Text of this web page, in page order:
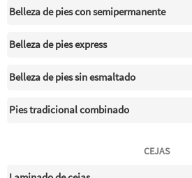
Belleza de pies con semipermanente
Belleza de pies express
Belleza de pies sin esmaltado
Pies tradicional combinado
CEJAS